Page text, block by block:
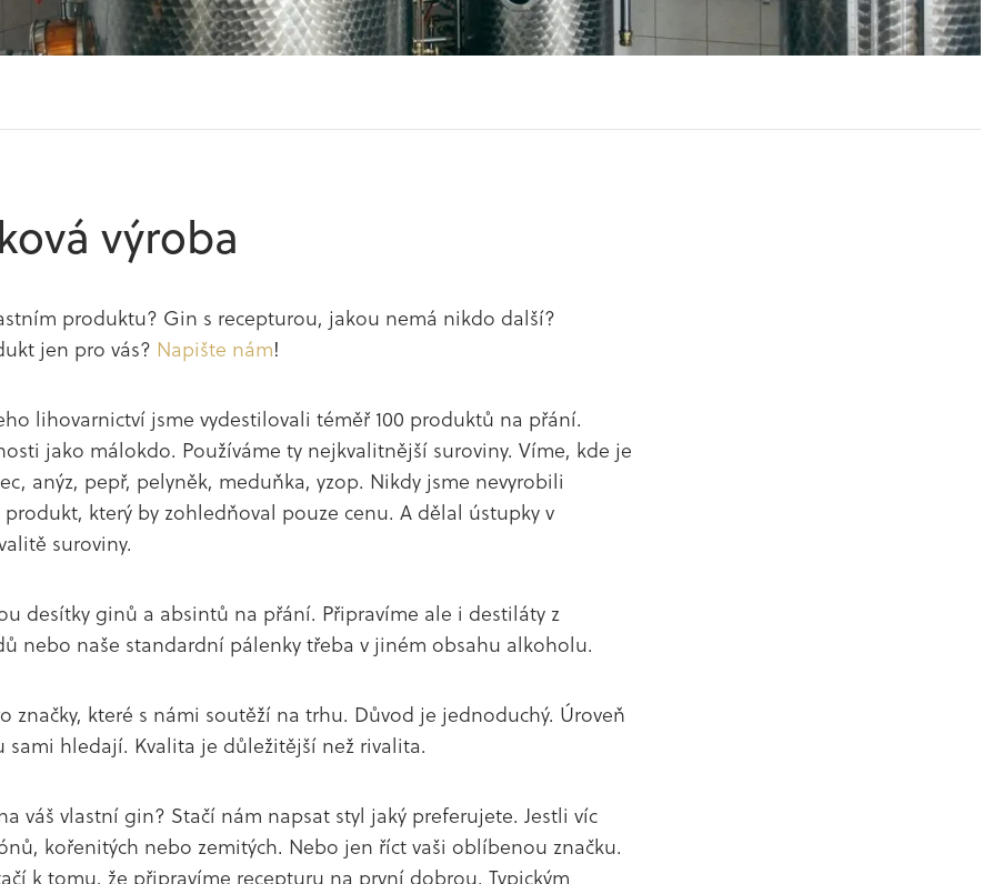
výroba
produktu? Gin s recepturou, jakou nemá nikdo další?
jen pro vás? Napište nám!
lihovarnictví jsme vydestilovali téměř 100 produktů na přání.
jako málokdo. Používáme ty nejkvalitnější suroviny. Víme, kde je
anýz, pepř, pelyněk, meduňka, yzop. Nikdy jsme nevyrobili
který by zohledňoval pouze cenu. A dělal ústupky v
suroviny.
desítky ginů a absintů na přání. Připravíme ale i destiláty z
nebo naše standardní pálenky třeba v jiném obsahu alkoholu.
značky, které s námi soutěží na trhu. Důvod je jednoduchý. Úroveň
sami hledají. Kvalita je důležitější než rivalita.
váš vlastní gin? Stačí nám napsat styl jaký preferujete. Jestli víc
kořenitých nebo zemitých. Nebo jen říct vaši oblíbenou značku.
k tomu, že připravíme recepturu na první dobrou. Typickým